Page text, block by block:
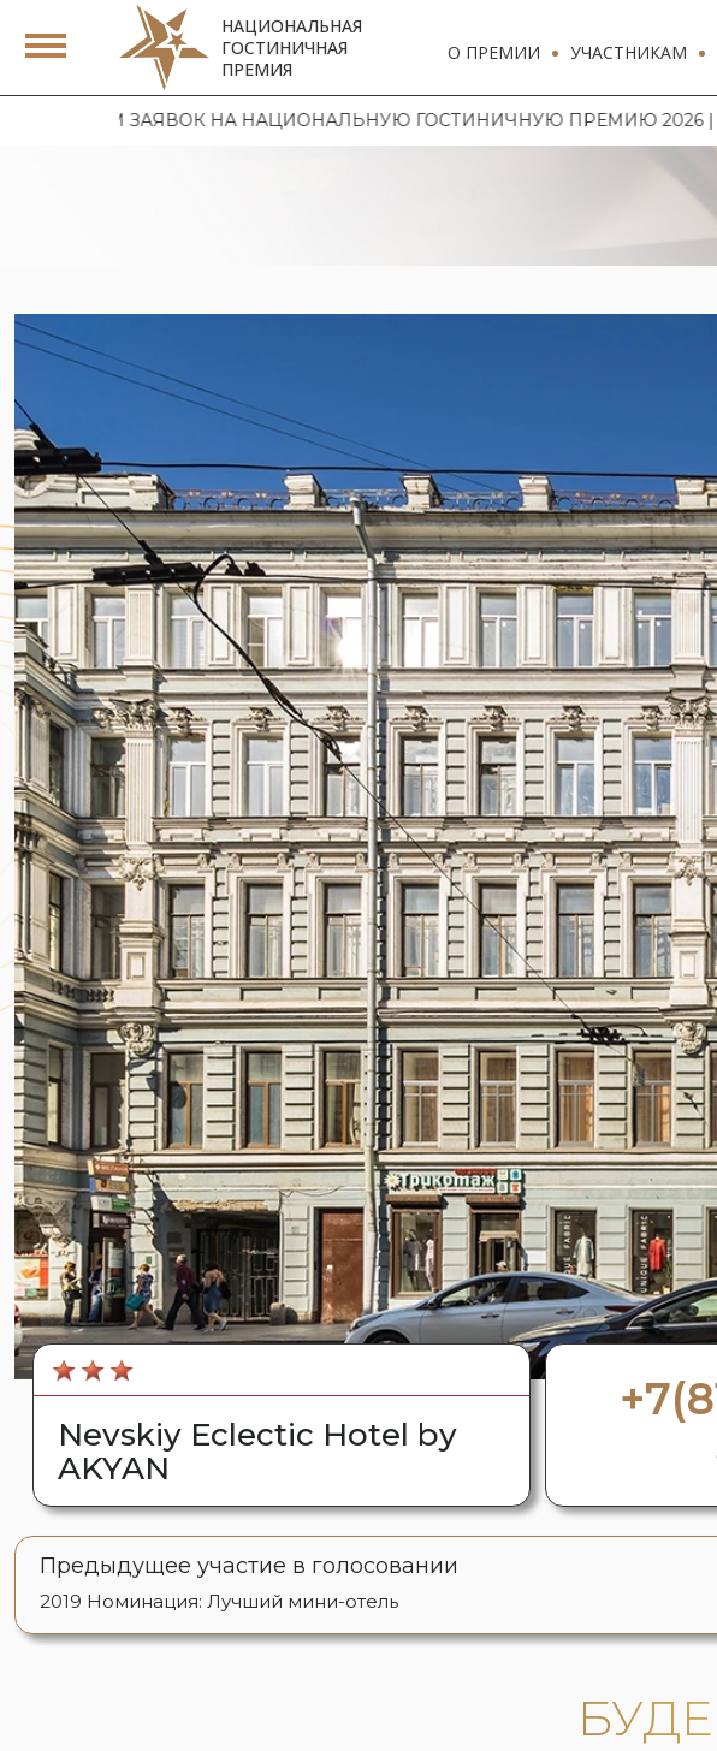
НАЦИОНАЛЬНАЯ
ГОСТИНИЧНАЯ
ПРЕМИЯ
О ПРЕМИИ УЧАСТНИКАМ
НА НАЦИОНАЛЬНУЮ ГОСТИНИЧНУЮ ПРЕМИЮ 2026 | ОТКРЫТ ПРИЕМ
Nevskiy Eclectic Hotel by
AKYAN
Предыдущее участие в голосовании
2019 Номинация: Лучший мини-отель